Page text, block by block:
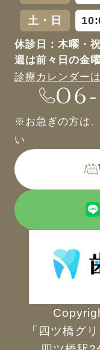
土・日
休診日：木曜・
週は前々日の金
診療カレンダー
※お急ぎの方は
い
「四ツ橋グ